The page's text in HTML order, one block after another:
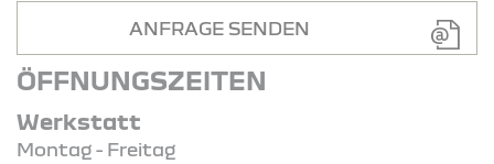
ANFRAGE SENDEN
ÖFFNUNGSZEITEN
Werkstatt
Montag - Freitag